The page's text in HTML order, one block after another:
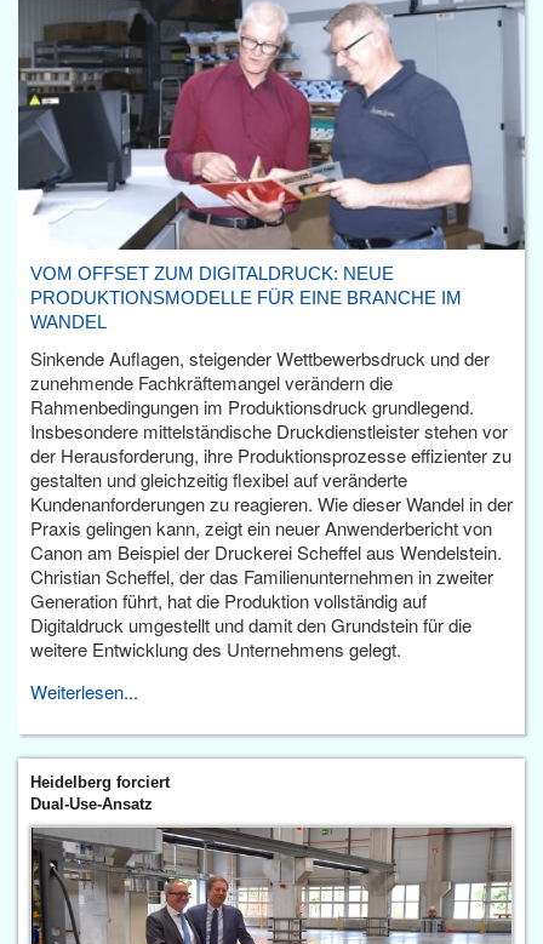
VOM OFFSET ZUM DIGITALDRUCK: NEUE
PRODUKTIONSMODELLE FÜR EINE BRANCHE IM
WANDEL
Sinkende Auflagen, steigender Wettbewerbsdruck und der
zunehmende Fachkräftemangel verändern die
Rahmenbedingungen im Produktionsdruck grundlegend.
Insbesondere mittelständische Druckdienstleister stehen vor
der Herausforderung, ihre Produktionsprozesse effizienter zu
gestalten und gleichzeitig flexibel auf veränderte
Kundenanforderungen zu reagieren. Wie dieser Wandel in der
Praxis gelingen kann, zeigt ein neuer Anwenderbericht von
Canon am Beispiel der Druckerei Scheffel aus Wendelstein.
Christian Scheffel, der das Familienunternehmen in zweiter
Generation führt, hat die Produktion vollständig auf
Digitaldruck umgestellt und damit den Grundstein für die
weitere Entwicklung des Unternehmens gelegt.
Weiterlesen...
Heidelberg forciert
Dual-Use-Ansatz